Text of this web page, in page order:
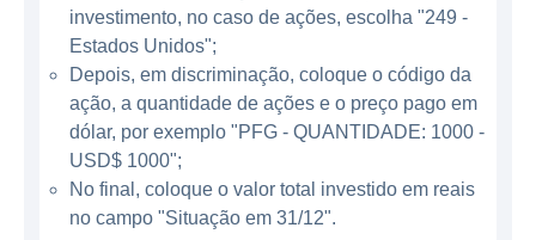
ATUAÇÃO DA PRINCIPAL FINANCIAL
O modelo de negócios da Principal Financial
se baseia em três áreas principais: gestão de
ativos, seguros e previdência. A empresa
gera receitas através da cobrança de taxas
de administração de fundos de investimento,
investimento, no caso de ações, escolha "249 -
Estados Unidos";
Depois, em discriminação, coloque o código da
ação, a quantidade de ações e o preço pago em
dólar, por exemplo "PFG - QUANTIDADE: 1000 -
USD$ 1000";
No final, coloque o valor total investido em reais
no campo "Situação em 31/12".